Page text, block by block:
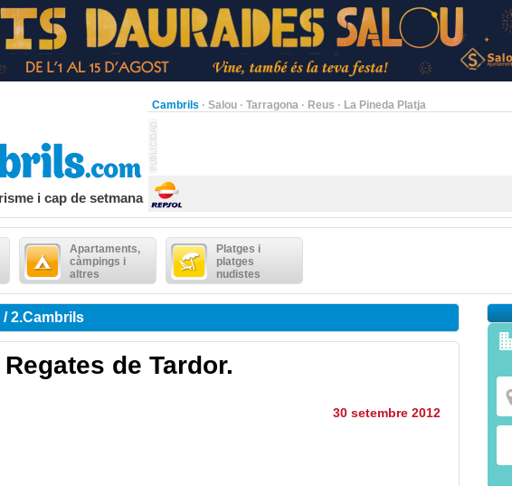
Cambrils · Salou · Tarragona · Reus · La Pineda Platja
i cap de setmana
Apartaments,
càmpings i
altres
Platges i
platges
nudistes
2.Cambrils
de Tardor.
30 setembre 2012